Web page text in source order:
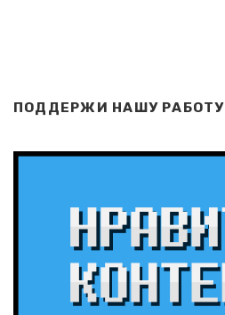
ПОДДЕРЖИ НАШУ РАБОТУ